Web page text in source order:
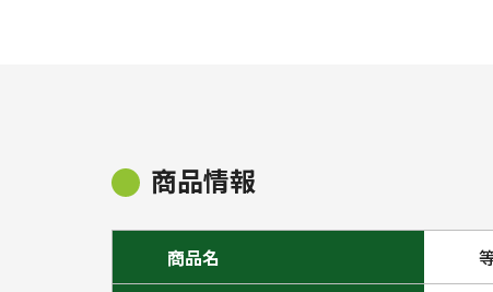
商品情報
商品名